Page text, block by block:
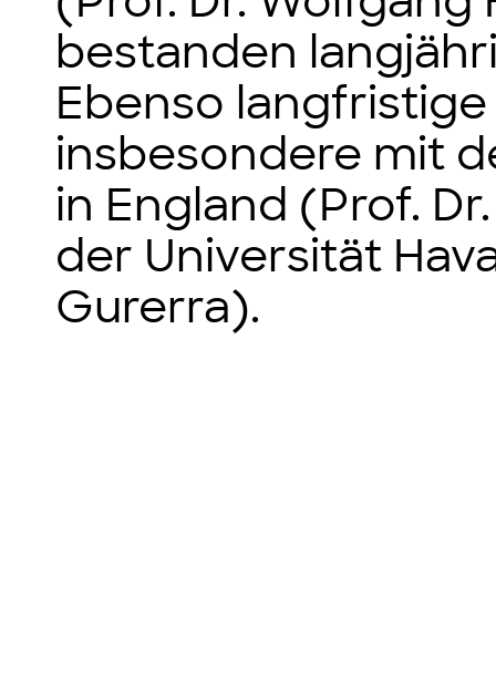
bestanden
Ebenso
insbesondere mit
in England (Prof.
der Universität
Gurerra).